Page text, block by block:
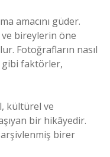
amacını güder.
ve bireylerin öne
Fotoğrafların nasıl
gibi faktörler,
kültürel ve
bir hikâyedir.
birer